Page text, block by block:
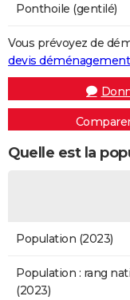
Ponthoile (gentilé)
Vous prévoyez de
devis déménagement
Quelle est la
Population (2023)
Population : rang
(2023)